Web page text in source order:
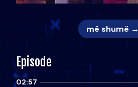
më shumë →
Episode
02:57